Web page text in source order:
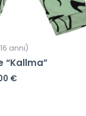
anni)
“Kallma”
€